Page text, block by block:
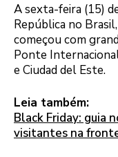
A sexta-feira (15)
República no
começou com
Ponte
e Ciudad del Este.
Leia também:
Black Friday: guia
visitantes na